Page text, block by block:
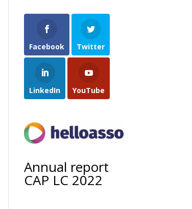
Facebook Twitter
LinkedIn YouTube
Annual report
CAP LC 2022